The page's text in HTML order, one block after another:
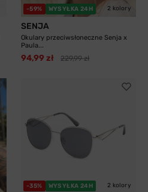
-59% WYSYŁKA 24H 2 kolory
SENJA
Okulary przeciwsłoneczne Senja x
Paula...
94,99 zł 229,99 zł
-35% WYSYŁKA 24H 2 kolory